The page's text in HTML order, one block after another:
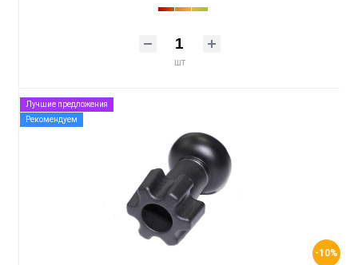
шт
-10%
Лучшие предложения
Рекомендуем